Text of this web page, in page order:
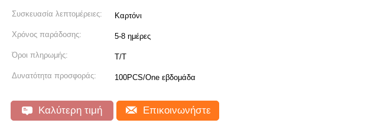
Συσκευασία λεπτομέρειες: Καρτόνι
Χρόνος παράδοσης: 5-8 ημέρες
Όροι πληρωμής: Τ/Τ
Δυνατότητα προσφοράς: 100PCS/One εβδομάδα
Καλύτερη τιμή Επικοινωνήστε